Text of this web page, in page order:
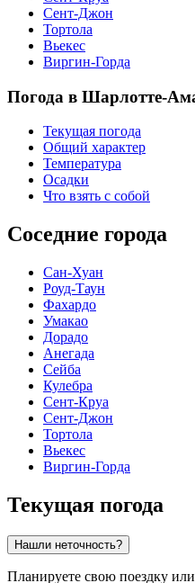
Сент-Джон
Тортола
Вьекес
Виргин-Горда
Погода в Шарлотте-
Текущая погода
Общий характер
Температура
Осадки
Что взять с собой
Соседние города
Сан-Хуан
Роуд-Таун
Фахардо
Умакао
Дорадо
Анегада
Сейба
Кулебра
Сент-Круа
Сент-Джон
Тортола
Вьекес
Виргин-Горда
Текущая погода
Нашли неточность?
Планируете свою поездку